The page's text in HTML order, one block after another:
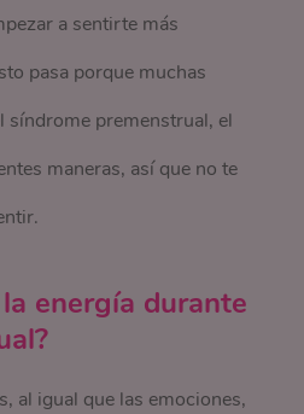
a sentirte más
pasa porque muchas
síndrome premenstrual, el
maneras, así que no te
energía durante
al igual que las emociones,